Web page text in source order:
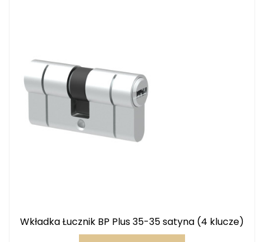
Wkładka Łucznik BP Plus 35-35 satyna (4 klucze)